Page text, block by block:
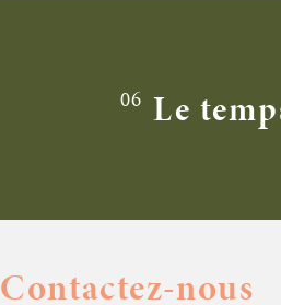
06 Le
Contactez-nous